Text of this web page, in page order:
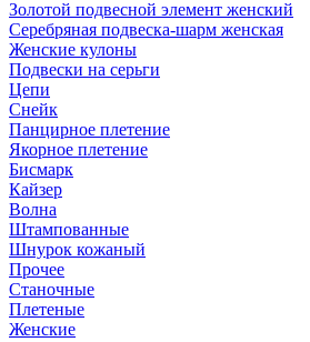
Золотой подвесной элемент женcкий
Серебряная подвеска-шарм женская
Женские кулоны
Подвески на серьги
Цепи
Снейк
Панцирное плетение
Якорное плетение
Бисмарк
Кайзер
Волна
Штампованные
Шнурок кожаный
Прочее
Станочные
Плетеные
Женские